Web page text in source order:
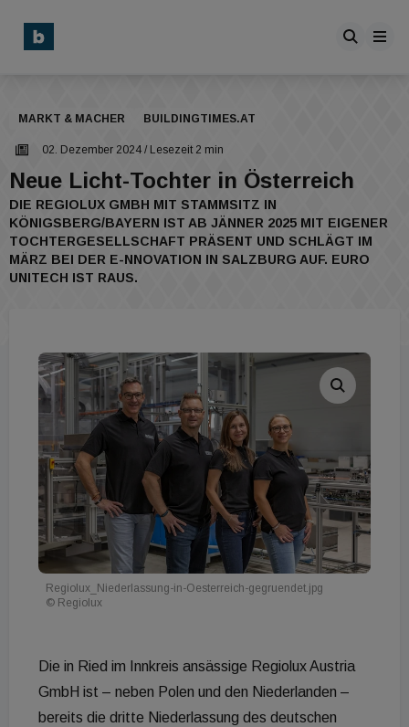
MARKT & MACHER BUILDINGTIMES.AT
02. Dezember 2024 / Lesezeit 2 min
Neue Licht-Tochter in Österreich
DIE REGIOLUX GMBH MIT STAMMSITZ IN
KÖNIGSBERG/BAYERN IST AB JÄNNER 2025 MIT EIGENER
TOCHTERGESELLSCHAFT PRÄSENT UND SCHLÄGT IM
MÄRZ BEI DER E-NNOVATION IN SALZBURG AUF. EURO
UNITECH IST RAUS.
Regiolux_Niederlassung-in-Oesterreich-gegruendet.jpg
© Regiolux
Die in Ried im Innkreis ansässige Regiolux Austria
GmbH ist – neben Polen und den Niederlanden –
bereits die dritte Niederlassung des deutschen